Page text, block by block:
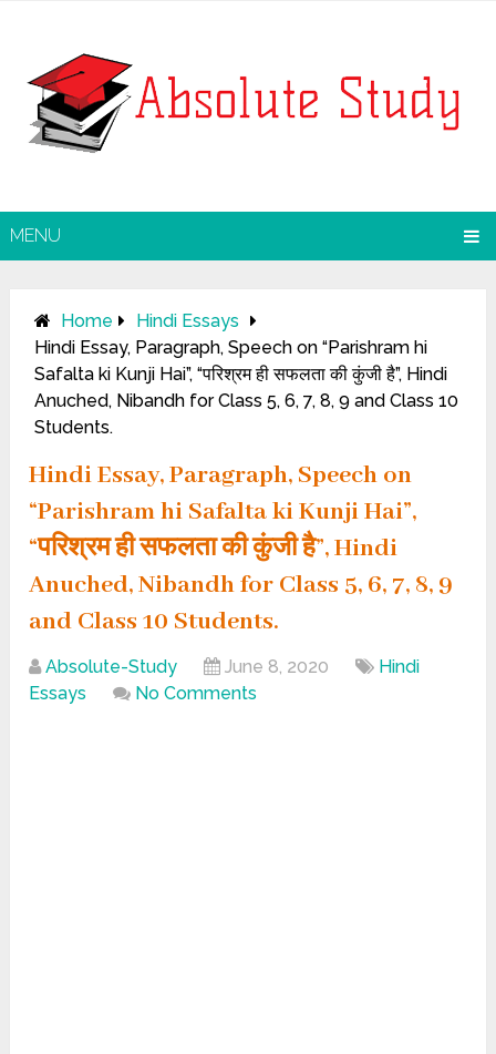
MENU
Home
Hindi Essays
Hindi Essay, Paragraph, Speech on “Parishram hi
Safalta ki Kunji Hai”, “परिश्रम ही सफलता की कुंजी है”, Hindi
Anuched, Nibandh for Class 5, 6, 7, 8, 9 and Class 10
Students.
Hindi Essay, Paragraph, Speech on
“Parishram hi Safalta ki Kunji Hai”,
“परिश्रम ही सफलता की कुंजी है”, Hindi
Anuched, Nibandh for Class 5, 6, 7, 8, 9
and Class 10 Students.
Absolute-Study June 8, 2020
Hindi
Essays
No Comments